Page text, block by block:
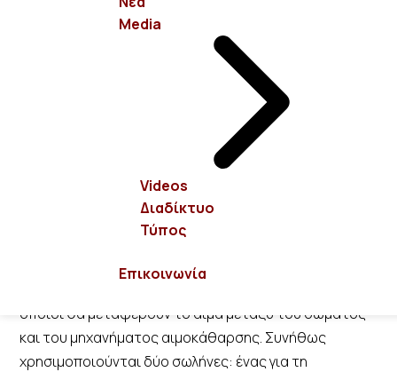
Media
Videos
Διαδίκτυο
Τύπος
Επικοινωνία
αρτηριοφλεβική επικοινωνία (φίστουλα) μεταξύ
αρτηρίας και φλέβας από τον αγγειοχειρουργό,
προκειμένου να γίνει εφικτή η ροή του αίματος από
και προς το μηχάνημα. Σε περίπτωση που οι φλέβες
του ασθενούς δεν είναι κατάλληλες για τη δημιουργία
της αρτηριοφλεβικής επικοινωνίας, τοποθετείται
εναλλακτικά είτε πλαστικό μόσχευμα μεταξύ
αρτηρίας και μεγαλύτερης φλέβας είτε καθετήρας
αιμοκάθαρσης σε μεγάλη φλέβα του σώματος.
Μόλις δημιουργηθούν οι παραπάνω αγγειακές
προσπελάσεις, συνδέονται σε αυτές βιοσυμβατοί
οποίοι θα μεταφέρουν το αίμα μεταξύ του σώματος
και του μηχανήματος αιμοκάθαρσης. Συνήθως
χρησιμοποιούνται δύο σωλήνες: ένας για τη